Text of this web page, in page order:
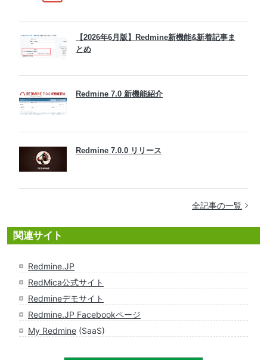
【2026年6月版】Redmine新機能&新着記事ま
とめ
Redmine 7.0 新機能紹介
Redmine 7.0.0 リリース
全記事の一覧
関連サイト
Redmine.JP
RedMica公式サイト
Redmineデモサイト
Redmine.JP Facebookページ
My Redmine (SaaS)